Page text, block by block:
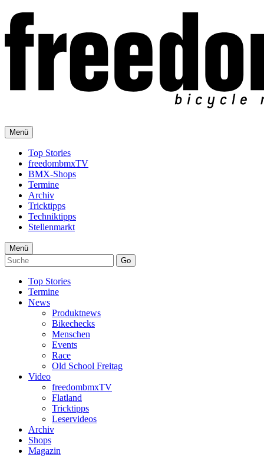
Menü
Top Stories
freedombmxTV
BMX-Shops
Termine
Archiv
Tricktipps
Techniktipps
Stellenmarkt
Menü
Go
Top Stories
Termine
News
Produktnews
Bikechecks
Menschen
Events
Race
Old School Freitag
Video
freedombmxTV
Flatland
Tricktipps
Leservideos
Archiv
Shops
Magazin